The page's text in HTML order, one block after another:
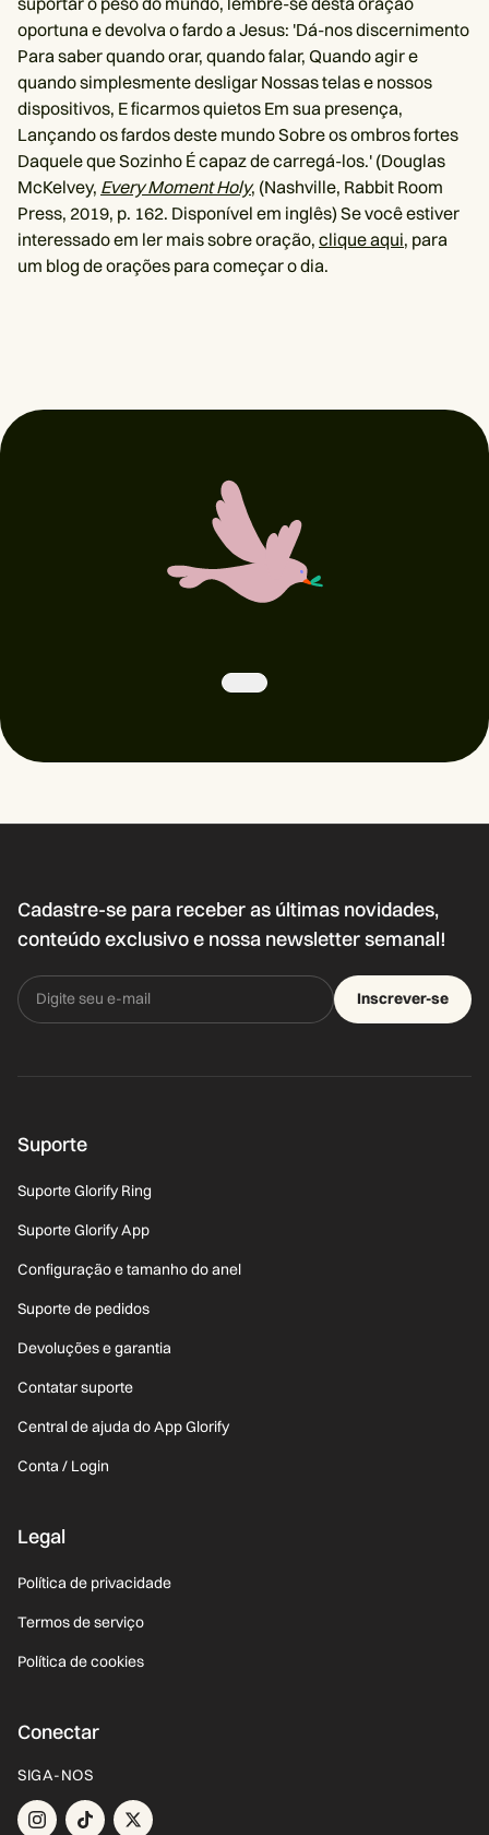
oportuna e devolva o fardo a Jesus: 'Dá-nos discernimento
Para saber quando orar, quando falar, Quando agir e
quando simplesmente desligar Nossas telas e nossos
dispositivos, E ficarmos quietos Em sua presença,
Lançando os fardos deste mundo Sobre os ombros fortes
Daquele que Sozinho É capaz de carregá-los.' (Douglas
McKelvey, Every Moment Holy, (Nashville, Rabbit Room
Press, 2019, p. 162. Disponível em inglês) Se você estiver
interessado em ler mais sobre oração, clique aqui, para
um blog de orações para começar o dia.
Cadastre-se para receber as últimas novidades,
conteúdo exclusivo e nossa newsletter semanal!
Inscrever-se
Suporte
Suporte Glorify Ring
Suporte Glorify App
Configuração e tamanho do anel
Suporte de pedidos
Devoluções e garantia
Contatar suporte
Central de ajuda do App Glorify
Conta / Login
Legal
Política de privacidade
Termos de serviço
Política de cookies
Conectar
SIGA-NOS